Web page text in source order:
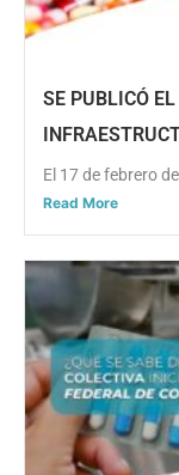
SE PUBLICÓ
El 17 de febrero
Read More